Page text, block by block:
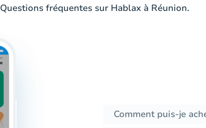
Questions fréquentes sur Hablax à Réunion.
Comment puis-je